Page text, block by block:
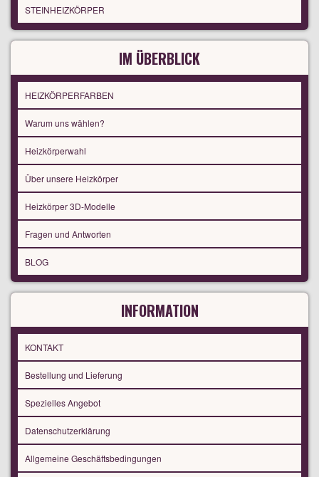
STEINHEIZKÖRPER
IM ÜBERBLICK
HEIZKÖRPERFARBEN
Warum uns wählen?
Heizkörperwahl
Über unsere Heizkörper
Heizkörper 3D-Modelle
Fragen und Antworten
BLOG
INFORMATION
KONTAKT
Bestellung und Lieferung
Spezielles Angebot
Datenschutzerklärung
Allgemeine Geschäftsbedingungen